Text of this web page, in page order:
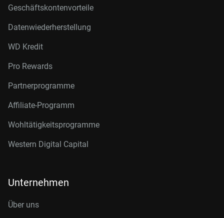
Geschäftskontenvorteile
Datenwiederherstellung
WD Kredit
Pro Rewards
Partnerprogramme
Affiliate-Programm
Wohltätigkeitsprogramme
Western Digital Capital
Unternehmen
Über uns